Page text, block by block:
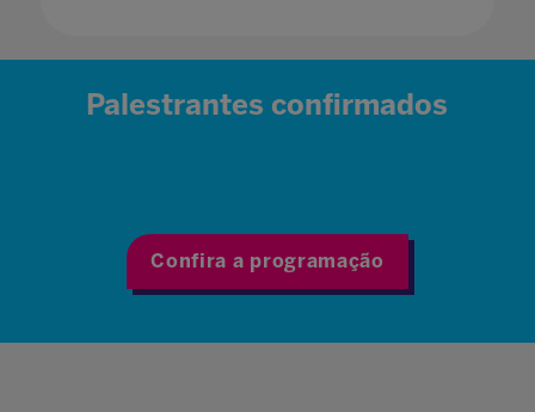
Palestrantes confirmados
Confira a programação